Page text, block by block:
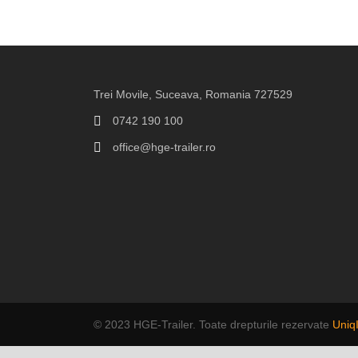
Trei Movile, Suceava, Romania 727529
0742 190 100
office@hge-trailer.ro
© 2023 HGE-Trailer. Toate drepturile rezervate